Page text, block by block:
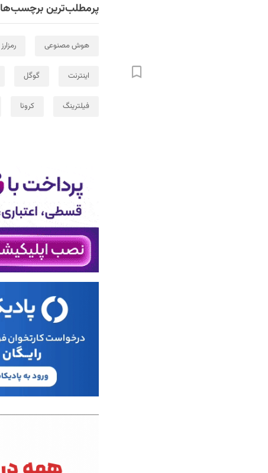
پرمطلب‌ترین برچسب‌ها
هوش مصنوعی رمزارز
اینترنت گوگل
فیلترینگ کرونا